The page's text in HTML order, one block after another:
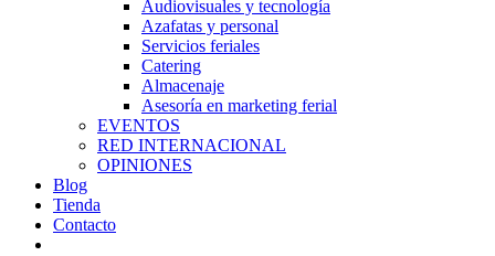
Audiovisuales y tecnología
Azafatas y personal
Servicios feriales
Catering
Almacenaje
Asesoría en marketing ferial
EVENTOS
RED INTERNACIONAL
OPINIONES
Blog
Tienda
Contacto